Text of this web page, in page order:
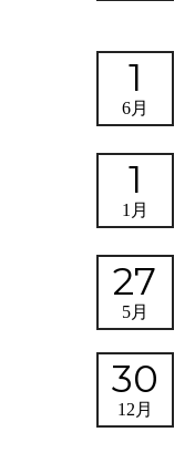
1
6月
1
1月
27
5月
30
12月